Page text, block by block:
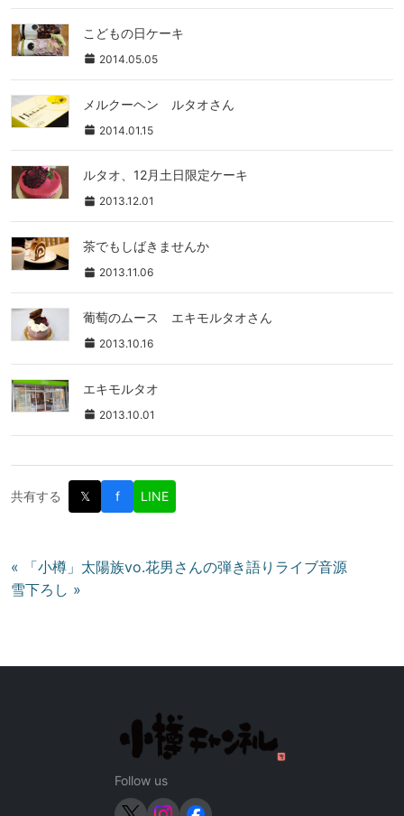
こどもの日ケーキ
2014.05.05
メルクーヘン ルタオさん
2014.01.15
ルタオ、12月土日限定ケーキ
2013.12.01
茶でもしばきませんか
2013.11.06
葡萄のムース エキモルタオさん
2013.10.16
エキモルタオ
2013.10.01
共有する 𝕏 f LINE
投
稿
« 「小樽」太陽族vo.花男さんの弾き語りライブ音源
雪下ろし »
Follow us